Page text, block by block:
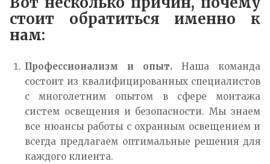
стоит обратиться именно к
нам:
Профессионализм и опыт. Наша команда
состоит из квалифицированных специалистов
с многолетним опытом в сфере монтажа
систем освещения и безопасности. Мы знаем
все нюансы работы с охранным освещением и
всегда предлагаем оптимальные решения для
каждого клиента.